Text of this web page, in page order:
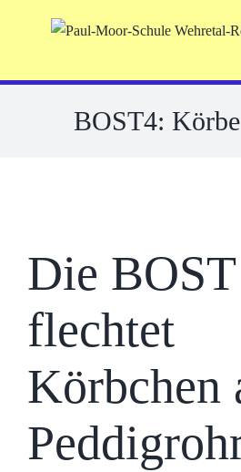
BOST4:
Die
flechtet
Körbchen